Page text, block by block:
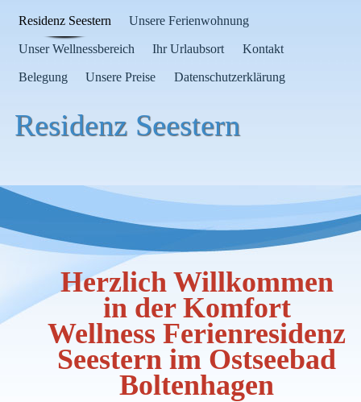
Residenz Seestern Unsere Ferienwohnung
Unser Wellnessbereich Ihr Urlaubsort Kontakt
Belegung Unsere Preise Datenschutzerklärung
Residenz Seestern
Herzlich Willkommen
in der Komfort
Wellness Ferienresidenz
Seestern im Ostseebad
Boltenhagen